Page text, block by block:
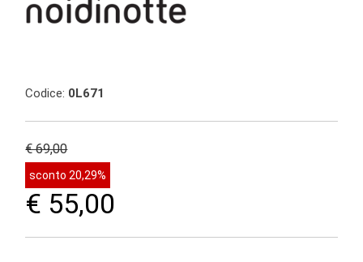
Codice: 0L671
€ 69,00
sconto 20,29%
€ 55,00